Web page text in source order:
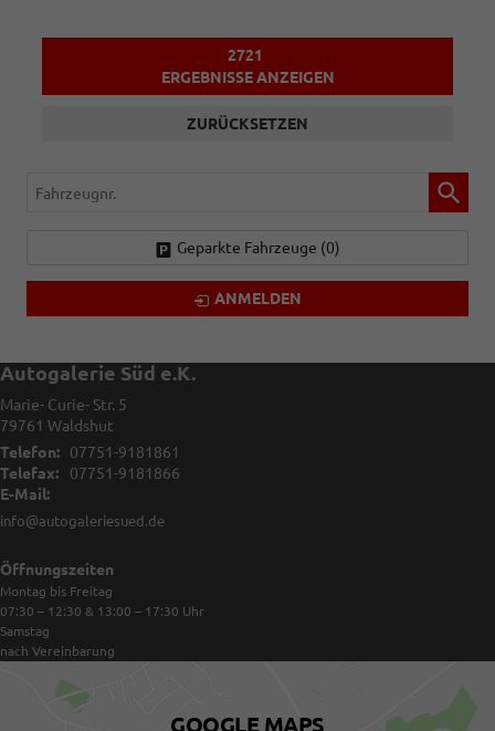
2721
ERGEBNISSE ANZEIGEN
ZURÜCKSETZEN
Fahrzeugnr.
Geparkte Fahrzeuge (0)
ANMELDEN
Autogalerie Süd e.K.
Marie- Curie- Str. 5
79761 Waldshut
Telefon:
07751-9181861
Telefax:
07751-9181866
E-Mail:
info@autogaleriesued.de
Öffnungszeiten
Montag bis Freitag
07:30 – 12:30 & 13:00 – 17:30 Uhr
Samstag
nach Vereinbarung
GOOGLE MAPS